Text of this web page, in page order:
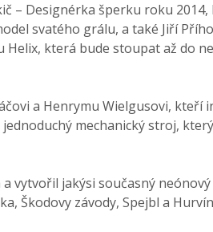
– Designérka šperku roku
svatého grálu, a také Jiří
která bude stoupat až do
a Henrymu Wielgusovi, kteří
mechanický stroj,
vytvořil jakýsi současný
Škodovy závody, Spejbl a